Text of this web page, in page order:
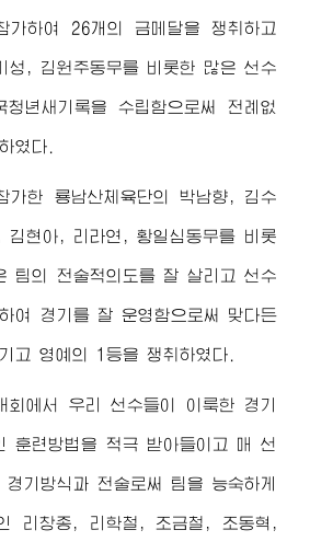
가하여 26개의 금메달을 쟁취하고
성, 김원주동무를 비롯한 많은 선수
년새기록을 수립함으로써 전례없
였다.
가한 룡남산체육단의 박남향, 김수
현아, 리라연, 황일심동무를 비롯
팀의 전술적의도를 잘 살리고 선수
여 경기를 잘 운영함으로써 맞다든
고 영예의 1등을 쟁취하였다.
회에서 우리 선수들이 이룩한 경기
훈련방법을 적극 받아들이고 매 선
기방식과 전술로써 팀을 능숙하게
리창종, 리학철, 조금철, 조동혁,